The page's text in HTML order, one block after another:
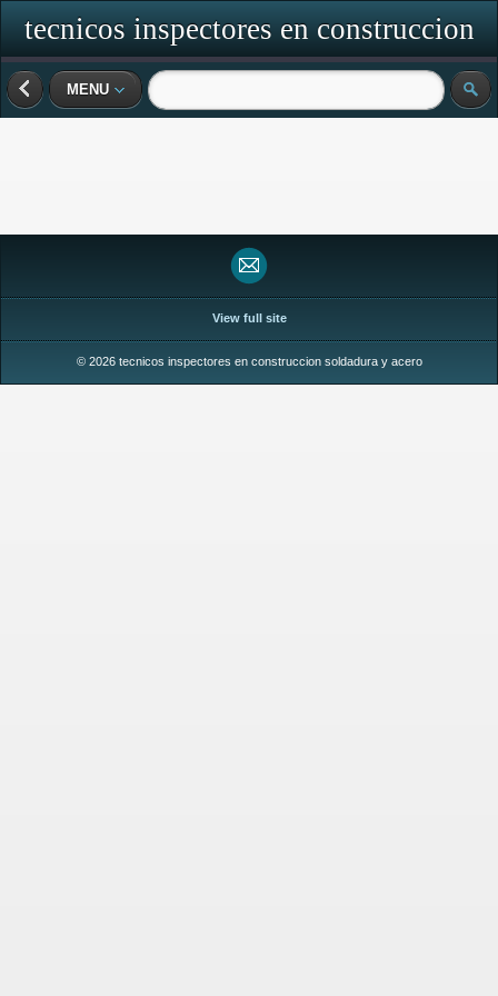
tecnicos inspectores en construccion
soldadura y acero
MENU
View full site
© 2026 tecnicos inspectores en construccion soldadura y acero